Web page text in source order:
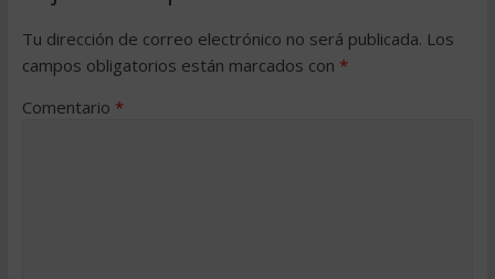
Tu dirección de correo electrónico no será publicada. Los
campos obligatorios están marcados con *
Comentario *